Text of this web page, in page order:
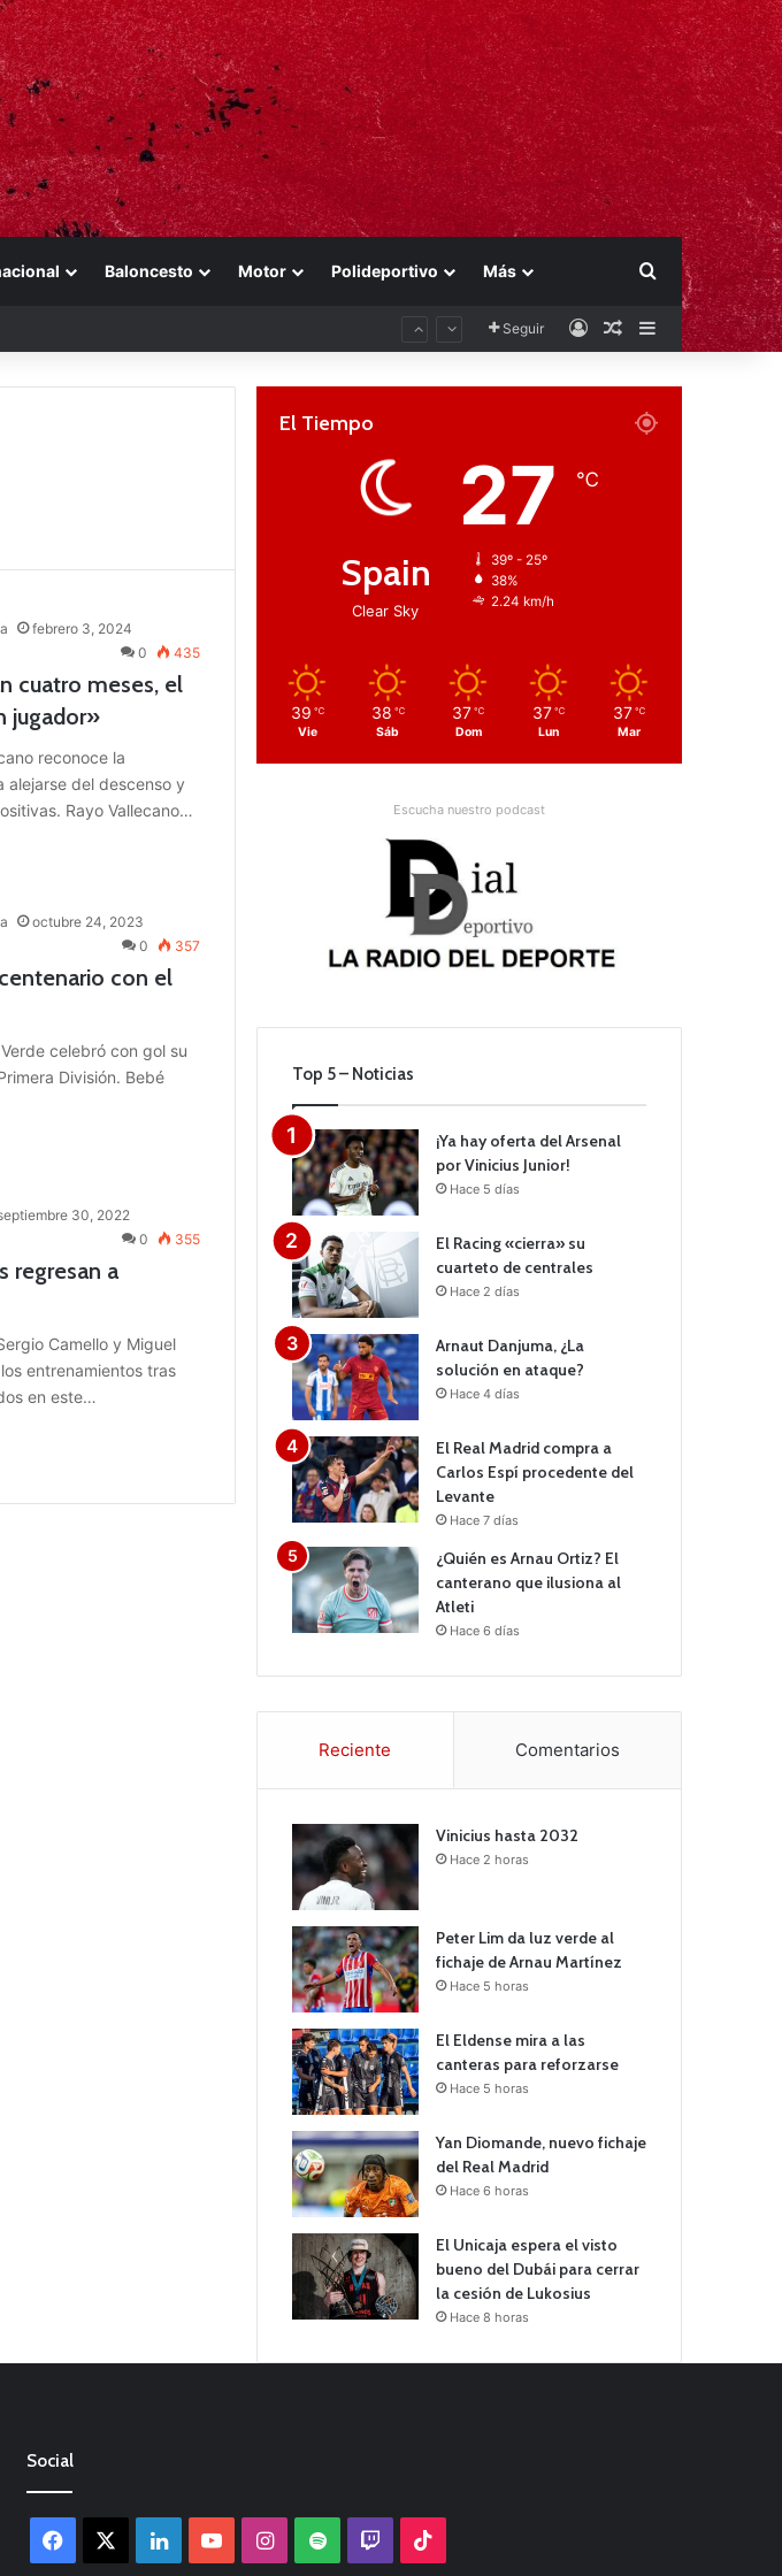
Baloncesto Motor Polideportivo Más Buscar por
Seguir AccesoPublicación al
Barra lateral
febrero 3, 2024
0
435
cuatro meses, el
jugador»
reconoce la
alejarse del descenso y
Rayo Vallecano…
octubre 24, 2023
0
357
con el
celebró con gol su
División. Bebé
30, 2022
0
355
regresan a
Camello y Miguel
entrenamientos tras
en este…
El Tiempo
Spain
Clear Sky
27 ℃
39º - 25º
38%
2.24 km/h
39 ℃
Vie
38 ℃
Sáb
37 ℃
Dom
37 ℃
Lun
37 ℃
Mar
Escucha nuestro podcast
Top 5 – Noticias
¡Ya hay oferta del Arsenal
por Vinicius Junior!
Hace 5 días
El Racing «cierra» su
cuarteto de centrales
Hace 2 días
Arnaut Danjuma, ¿La
solución en ataque?
Hace 4 días
El Real Madrid compra a
Carlos Espí procedente del
Levante
Hace 7 días
¿Quién es Arnau Ortiz? El
canterano que ilusiona al
Atleti
Hace 6 días
Reciente Comentarios
Vinicius hasta 2032
Hace 2 horas
Peter Lim da luz verde al
fichaje de Arnau Martínez
Hace 5 horas
El Eldense mira a las
canteras para reforzarse
Hace 5 horas
Yan Diomande, nuevo fichaje
del Real Madrid
Hace 6 horas
El Unicaja espera el visto
bueno del Dubái para cerrar
la cesión de Lukosius
Hace 8 horas
Social
Facebook LinkedInYouTubeInstagram
Spotify Twitch